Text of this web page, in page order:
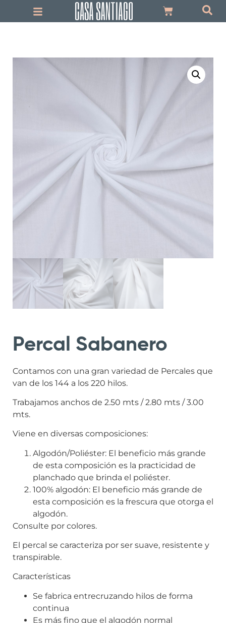
Percal Sabanero
Contamos con una gran variedad de Percales que
van de los 144 a los 220 hilos.
Trabajamos anchos de 2.50 mts / 2.80 mts / 3.00
mts.
Viene en diversas composiciones:
Algodón/Poliéster: El beneficio más grande
de esta composición es la practicidad de
planchado que brinda el poliéster.
100% algodón: El beneficio más grande de
esta composición es la frescura que otorga el
algodón.
Consulte por colores.
El percal se caracteriza por ser suave, resistente y
transpirable.
Características
Se fabrica entrecruzando hilos de forma
continua
Es más fino que el algodón normal